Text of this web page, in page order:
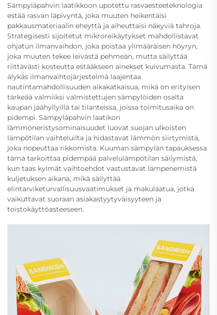
Sämpyläpahvin laatikkoon upotettu rasvaesteeteknologia
estää rasvan läpivyntä, joka muuten heikentäisi
pakkausmateriaalin eheyttä ja aiheuttaisi näkyviä tahroja.
Strategisesti sijoitetut mikroreikäytykset mahdollistavat
ohjatun ilmanvaihdon, joka poistaa ylimääräisen höyryn,
joka muuten tekee leivästä pehmeän, mutta säilyttää
riittävästi kosteutta estääkseen ainekset kuivumasta. Tämä
älykäs ilmanvaihtojärjestelmä laajentaa
nautintamahdollisuuden aikakatkaisua, mikä on erityisen
tärkeää valmiiksi valmistettujen sämpylöiden osalta
kaupan jäähyllyillä tai tilanteissa, joissa toimitusaika on
pidempi. Sämpyläpahvin laatikon
lämmöneristysominaisuudet luovat suojan ulkoisten
lämpötilan vaihteluilta ja hidastavat lämmön siirtymistä,
joka nopeuttaa rikkomista. Kuuman sämpylän tapauksessa
tämä tarkoittaa pidempää palvelulämpötilan säilymistä,
kun taas kylmät vaihtoehdot vastustavat lämpenemistä
kuljetuksen aikana, mikä säilyttää
elintarviketurvallisuusvaatimukset ja makulaatua, jotka
vaikuttavat suoraan asiakastyytyväisyyteen ja
toistokäyttöasteeseen.